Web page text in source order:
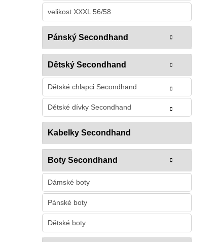
velikost XXXL 56/58
Pánský Secondhand
Dětský Secondhand
Dětské chlapci Secondhand
Dětské dívky Secondhand
Kabelky Secondhand
Boty Secondhand
Dámské boty
Pánské boty
Dětské boty